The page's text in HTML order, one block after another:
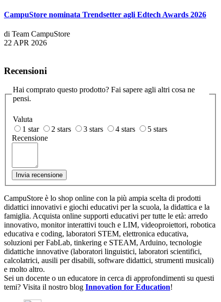
CampuStore nominata Trendsetter agli Edtech Awards 2026
di Team CampuStore
22 APR 2026
Recensioni
Hai comprato questo prodotto? Fai sapere agli altri cosa ne
pensi.
Valuta
1 star
2 stars 3 stars 4 stars
5 stars
Recensione
Invia recensione
CampuStore è lo shop online con la più ampia scelta di prodotti
didattici innovativi e giochi educativi per la scuola, la didattica e la
famiglia. Acquista online supporti educativi per tutte le età: arredo
innovativo, monitor interattivi touch e LIM, videoproiettori, robotica
educativa e coding, laboratori STEM, elettronica educativa,
soluzioni per FabLab, tinkering e STEAM, Arduino, tecnologie
didattiche innovative (laboratori linguistici, laboratori scientifici,
calcolatrici, ausili per disabili, software didattici, strumenti musicali)
e molto altro.
Sei un docente o un educatore in cerca di approfondimenti su questi
temi? Visita il nostro blog Innovation for Education!